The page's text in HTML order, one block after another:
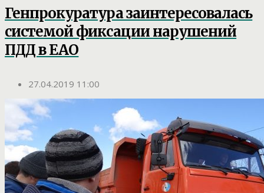
Генпрокуратура заинтересовалась
системой фиксации нарушений
ПДД в ЕАО
27.04.2019 11:00